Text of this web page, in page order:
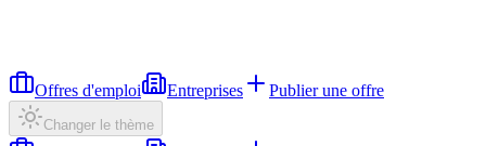
Offres d'emploi Entreprises Publier une offre
Changer le thème